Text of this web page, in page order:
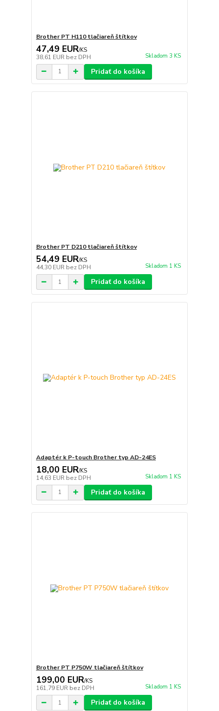
Brother PT H110 tlačiareň štítkov
47,49 EUR/KS
38,61 EUR bez DPH Skladom 3 KS
Pridať do košíka
Brother PT D210 tlačiareň štítkov
54,49 EUR/KS
44,30 EUR bez DPH Skladom 1 KS
Pridať do košíka
Adaptér k P-touch Brother typ AD-24ES
18,00 EUR/KS
14,63 EUR bez DPH Skladom 1 KS
Pridať do košíka
Brother PT P750W tlačiareň štítkov
199,00 EUR/KS
161,79 EUR bez DPH Skladom 1 KS
Pridať do košíka